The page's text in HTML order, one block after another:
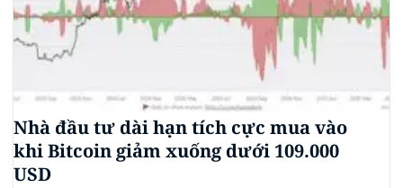
Nhà đầu tư dài hạn tích cực mua vào
khi Bitcoin giảm xuống dưới 109.000
USD